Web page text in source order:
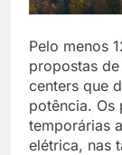
Pelo menos
propostas
centers que
potência. Os
temporárias
elétrica, nas